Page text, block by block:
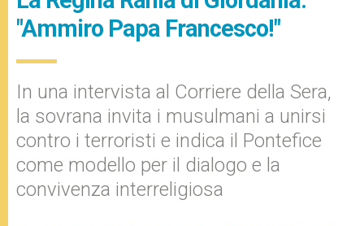
"Ammiro Papa Francesco!"
In una intervista al Corriere della Sera,
la sovrana invita i musulmani a unirsi
contro i terroristi e indica il Pontefice
come modello per il dialogo e la
convivenza interreligiosa